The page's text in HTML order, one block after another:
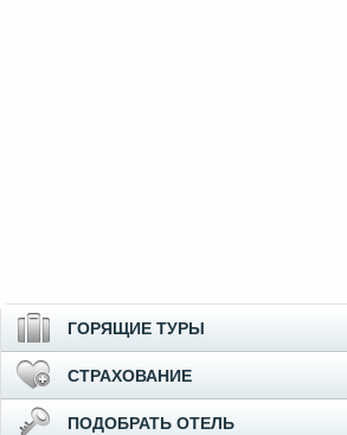
ГОРЯЩИЕ ТУРЫ
СТРАХОВАНИЕ
ПОДОБРАТЬ ОТЕЛЬ